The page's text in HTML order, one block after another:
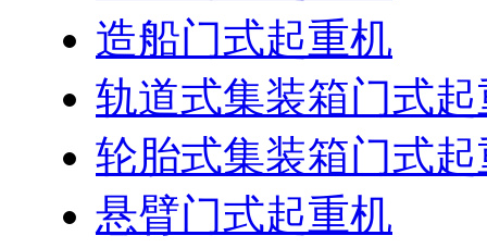
造船门式起重机
轨道式集装箱门式
轮胎式集装箱门式
悬臂门式起重机